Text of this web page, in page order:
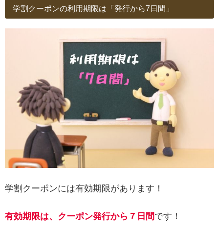
学割クーポンの利用期限は「発行から7日間」
学割クーポンには有効期限があります！
有効期限は、クーポン発行から７日間です！